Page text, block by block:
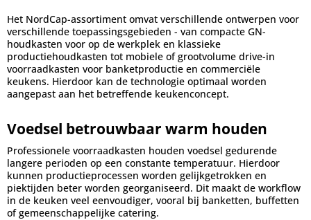
Het NordCap-assortiment omvat verschillende ontwerpen voor
verschillende toepassingsgebieden - van compacte GN-
houdkasten voor op de werkplek en klassieke
productiehoudkasten tot mobiele of grootvolume drive-in
voorraadkasten voor banketproductie en commerciële
keukens. Hierdoor kan de technologie optimaal worden
aangepast aan het betreffende keukenconcept.
Voedsel betrouwbaar warm houden
Professionele voorraadkasten houden voedsel gedurende
langere perioden op een constante temperatuur. Hierdoor
kunnen productieprocessen worden gelijkgetrokken en
piektijden beter worden georganiseerd. Dit maakt de workflow
in de keuken veel eenvoudiger, vooral bij banketten, buffetten
of gemeenschappelijke catering.